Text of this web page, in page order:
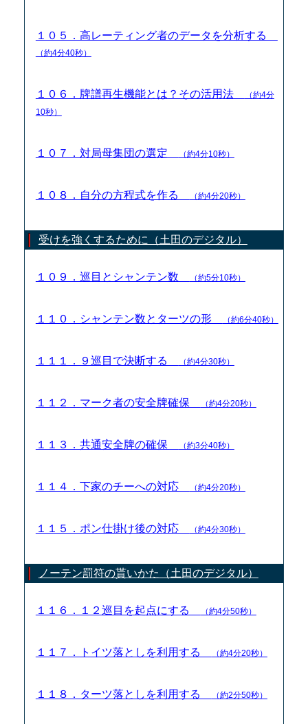
１０５．高レーティング者のデータを分析する
（約4分40秒）
１０６．牌譜再生機能とは？その活用法
（約4分
10秒）
１０７．対局母集団の選定 （約4分10秒）
１０８．自分の方程式を作る （約4分20秒）
受けを強くするために（土田のデジタル）
１０９．巡目とシャンテン数 （約5分10秒）
１１０．シャンテン数とターツの形 （約6分40秒）
１１１．９巡目で決断する （約4分30秒）
１１２．マーク者の安全牌確保 （約4分20秒）
１１３．共通安全牌の確保 （約3分40秒）
１１４．下家のチーへの対応 （約4分20秒）
１１５．ポン仕掛け後の対応 （約4分30秒）
ノーテン罰符の貰いかた（土田のデジタル）
１１６．１２巡目を起点にする （約4分50秒）
１１７．トイツ落としを利用する （約4分20秒）
１１８．ターツ落としを利用する （約2分50秒）